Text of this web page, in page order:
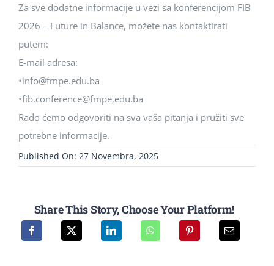
Za sve dodatne informacije u vezi sa konferencijom FIB
2026 – Future in Balance, možete nas kontaktirati
putem:
E-mail adresa:
•info@fmpe.edu.ba
•fib.conference@fmpe,edu.ba
Rado ćemo odgovoriti na sva vaša pitanja i pružiti sve
potrebne informacije.
Published On: 27 Novembra, 2025
Share This Story, Choose Your Platform!